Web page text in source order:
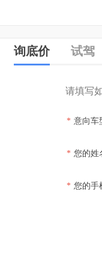
询底价 试驾
请填写
* 意向车
* 您的姓
* 您的手